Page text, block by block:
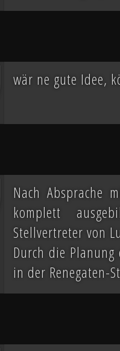
wär ne gute Idee,
Nach Absprache
komplett
Stellvertreter von
Durch die
in der Renegaten-